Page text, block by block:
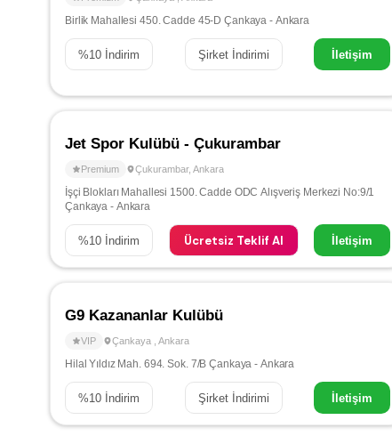
Birlik Mahallesi 450. Cadde 45-D Çankaya - Ankara
%10 İndirim Şirket İndirimi İletişim
Jet Spor Kulübü - Çukurambar
Premium Çukurambar, Ankara
İşçi Blokları Mahallesi 1500. Cadde ODC Alışveriş Merkezi No:9/1
Çankaya - Ankara
%10 İndirim Ücretsiz Teklif Al İletişim
G9 Kazananlar Kulübü
VIP Çankaya Ankara
Hilal Yıldız Mah. 694. Sok. 7/B Çankaya - Ankara
%10 İndirim Şirket İndirimi İletişim